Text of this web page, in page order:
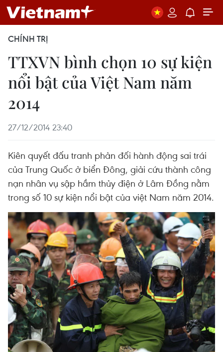
CHÍNH TRỊ
TTXVN bình chọn 10 sự kiện
nổi bật của Việt Nam năm
2014
27/12/2014 23:40
Kiên quyết đấu tranh phản đối hành động sai trái
của Trung Quốc ở biển Đông, giải cứu thành công
nạn nhân vụ sập hầm thủy điện ở Lâm Đồng nằm
trong số 10 sự kiện nổi bật của việt Nam năm 2014.